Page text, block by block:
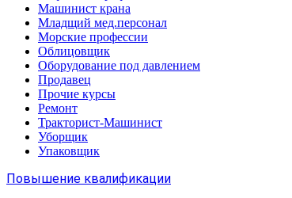
Машинист крана
Младщий мед.персонал
Морские профессии
Облицовщик
Оборудование под давлением
Продавец
Прочие курсы
Ремонт
Тракторист-Машинист
Уборщик
Упаковщик
Повышение квалификации